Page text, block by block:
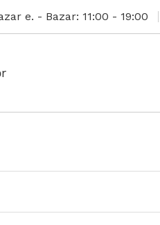
e. - Bazar: 11:00 - 19:00